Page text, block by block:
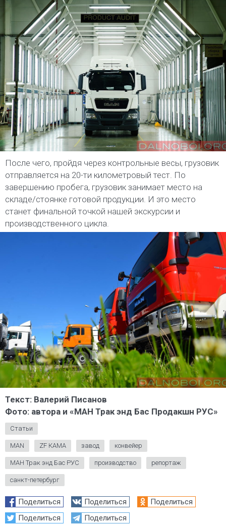
После чего, пройдя через контрольные весы, грузовик
отправляется на 20-ти километровый тест. По
завершению пробега, грузовик занимает место на
складе/стоянке готовой продукции. И это место
станет финальной точкой нашей экскурсии и
производственного цикла.
Текст: Валерий Писанов
Фото: автора и «МАН Трак энд Бас Продакшн РУС»
Статьи
MAN ZF КАМА завод конвейер
МАН Трак энд Бас РУС производство репортаж
санкт-петербург
Поделиться Поделиться
Поделиться
Поделиться
Поделиться